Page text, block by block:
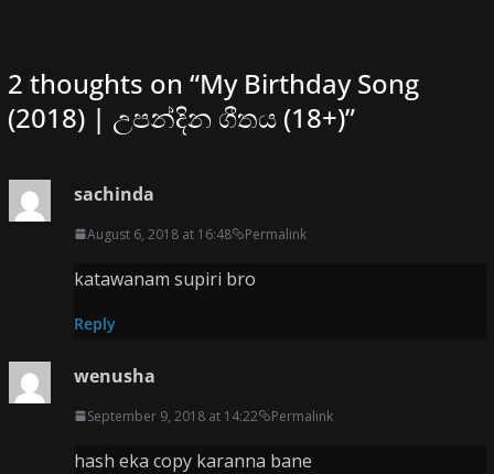
2 thoughts on “My Birthday Song
(2018) | උපන්දින ගීතය (18+)”
sachinda
August 6, 2018 at 16:48 Permalink
katawanam supiri bro
Reply
wenusha
September 9, 2018 at 14:22 Permalink
hash eka copy karanna bane